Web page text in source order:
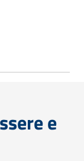
e